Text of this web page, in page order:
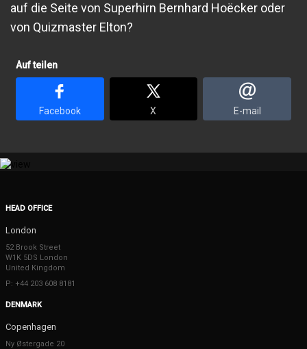
auf die Seite von Superhirn Bernhard Hoëcker oder
von Quizmaster Elton?
Auf teilen
Facebook X E-mail
HEAD OFFICE
London
52 Brook Street
W1K 5DS London
United Kingdom
P: +44 203 608 8181
DENMARK
Copenhagen
Ny Østergade 20